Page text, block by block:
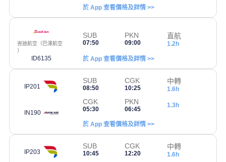
於 App 查看價格及詳情 >>
峇迪航空（巴澤航空
）
ID6135
SUB
07:50
PKN
09:00
直航
1.2h
於 App 查看價格及詳情 >>
IP201
SUB
08:50
CGK
10:25
中轉
1.6h
IN190
CGK
05:30
PKN
06:45
1.3h
於 App 查看價格及詳情 >>
IP203
SUB
10:45
CGK
12:20
中轉
1.6h